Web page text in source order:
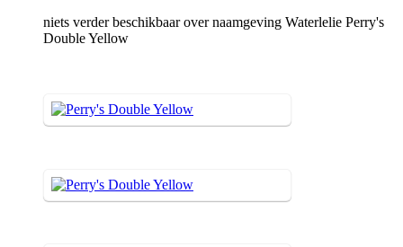
niets verder beschikbaar over naamgeving Waterlelie Perry's
Double Yellow